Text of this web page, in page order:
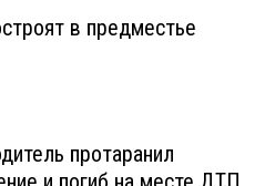
в предместье
протаранил